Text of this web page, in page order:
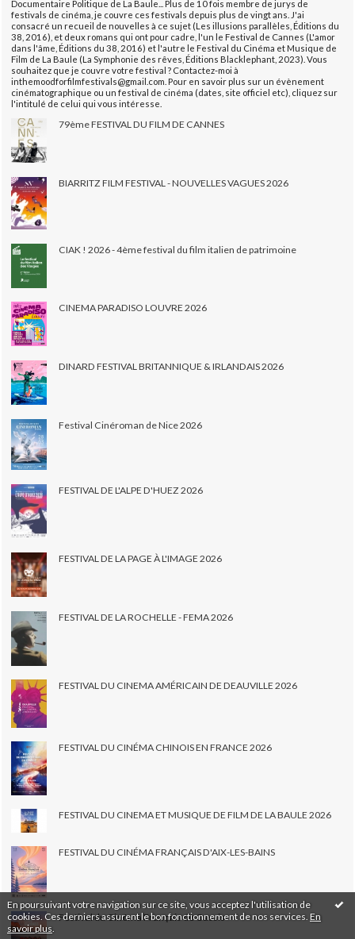
En poursuivant votre navigation sur ce site, vous acceptez l'utilisation de
cookies. Ces derniers assurent le bon fonctionnement de nos services. En
savoir plus
Documentaire Politique de La Baule... Plus de 10 fois membre de jurys de
festivals de cinéma, je couvre ces festivals depuis plus de vingt ans. J'ai
consacré un recueil de nouvelles à ce sujet (Les illusions parallèles, Éditions du
38, 2016), et deux romans qui ont pour cadre, l'un le Festival de Cannes (L'amor
dans l'âme, Éditions du 38, 2016) et l'autre le Festival du Cinéma et Musique de
Film de La Baule (La Symphonie des rêves, Éditions Blacklephant, 2023). Vous
souhaitez que je couvre votre festival ? Contactez-moi à
inthemoodforfilmfestivals@gmail.com. Pour en savoir plus sur un évènement
cinématographique ou un festival de cinéma (dates, site officiel etc), cliquez sur
l'intitulé de celui qui vous intéresse.
79ème FESTIVAL DU FILM DE CANNES
BIARRITZ FILM FESTIVAL - NOUVELLES VAGUES 2026
CIAK ! 2026 - 4ème festival du film italien de patrimoine
CINEMA PARADISO LOUVRE 2026
DINARD FESTIVAL BRITANNIQUE & IRLANDAIS 2026
Festival Cinéroman de Nice 2026
FESTIVAL DE L'ALPE D'HUEZ 2026
FESTIVAL DE LA PAGE À L'IMAGE 2026
FESTIVAL DE LA ROCHELLE - FEMA 2026
FESTIVAL DU CINEMA AMÉRICAIN DE DEAUVILLE 2026
FESTIVAL DU CINÉMA CHINOIS EN FRANCE 2026
FESTIVAL DU CINEMA ET MUSIQUE DE FILM DE LA BAULE 2026
FESTIVAL DU CINÉMA FRANÇAIS D'AIX-LES-BAINS
Festival du Cinéma Français de Cassis